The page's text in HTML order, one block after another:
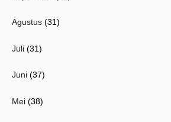
Agustus (31)
Juli (31)
Juni (37)
Mei (38)